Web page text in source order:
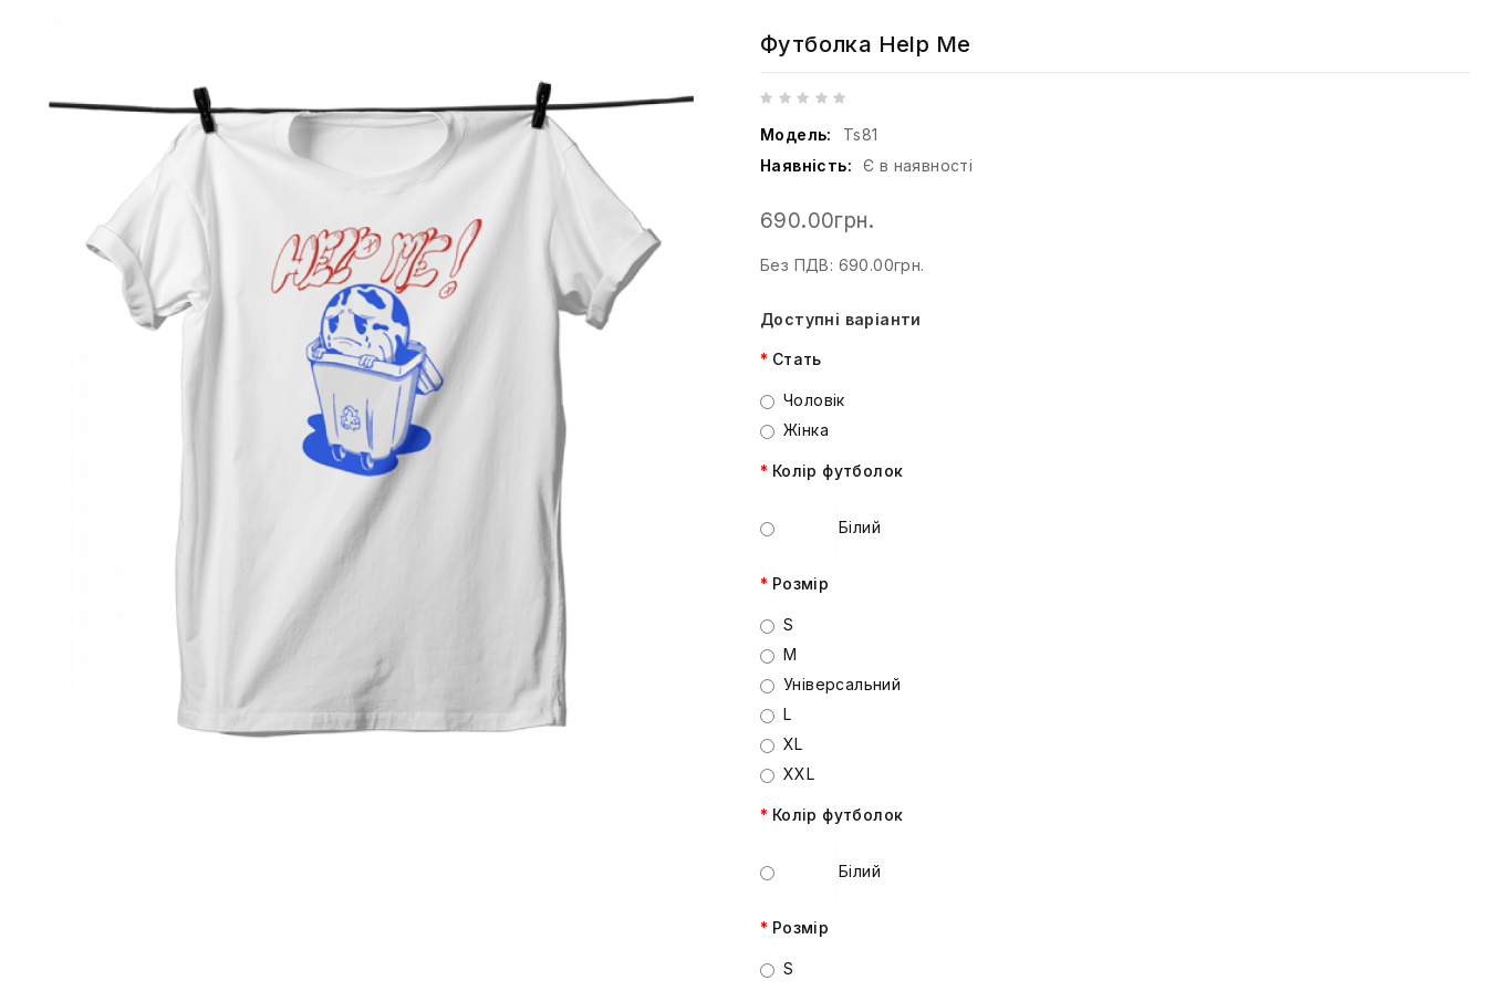
Футболка Help Me
Модель:
Ts81
Наявність:
Є в наявності
690.00грн.
Без ПДВ: 690.00грн.
Доступні варіанти
Стать
Чоловік
Жінка
Колір футболок
Білий
Розмір
S
M
Універсальний
L
XL
XXL
Колір футболок
Білий
Розмір
S